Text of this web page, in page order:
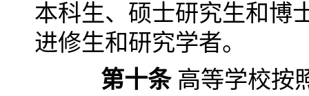
本科生、硕士研究生和博
进修生和研究学者。
第十条 高等学校按